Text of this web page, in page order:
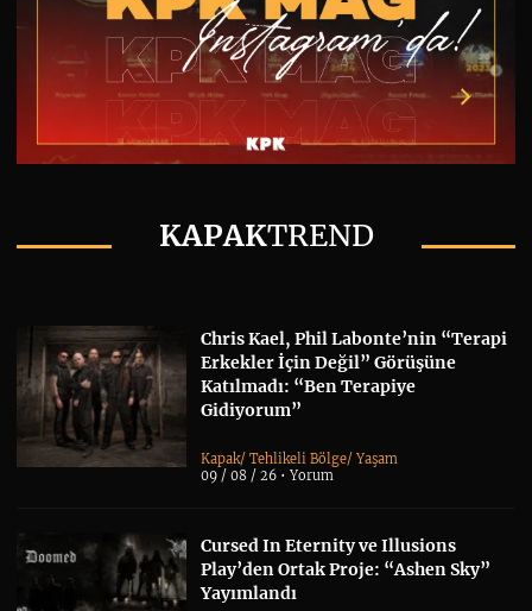
KAPAKTREND
Chris Kael, Phil Labonte’nin “Terapi
Erkekler İçin Değil” Görüşüne
Katılmadı: “Ben Terapiye
Gidiyorum”
Kapak/Tehlikeli Bölge/Yaşam
09 / 08 / 26 •Yorum
Cursed In Eternity ve Illusions
Play’den Ortak Proje: “Ashen Sky”
Yayımlandı